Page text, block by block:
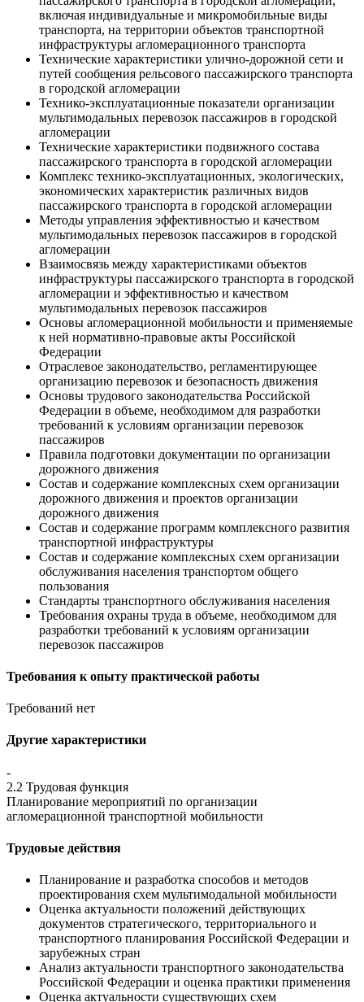
включая индивидуальные и микромобильные виды
транспорта, на территории объектов транспортной
инфраструктуры агломерационного транспорта
Технические характеристики улично-дорожной сети и
путей сообщения рельсового пассажирского транспорта
в городской агломерации
Технико-эксплуатационные показатели организации
мультимодальных перевозок пассажиров в городской
агломерации
Технические характеристики подвижного состава
пассажирского транспорта в городской агломерации
Комплекс технико-эксплуатационных, экологических,
экономических характеристик различных видов
пассажирского транспорта в городской агломерации
Методы управления эффективностью и качеством
мультимодальных перевозок пассажиров в городской
агломерации
Взаимосвязь между характеристиками объектов
инфраструктуры пассажирского транспорта в городской
агломерации и эффективностью и качеством
мультимодальных перевозок пассажиров
Основы агломерационной мобильности и применяемые
к ней нормативно-правовые акты Российской
Федерации
Отраслевое законодательство, регламентирующее
организацию перевозок и безопасность движения
Основы трудового законодательства Российской
Федерации в объеме, необходимом для разработки
требований к условиям организации перевозок
пассажиров
Правила подготовки документации по организации
дорожного движения
Состав и содержание комплексных схем организации
дорожного движения и проектов организации
дорожного движения
Состав и содержание программ комплексного развития
транспортной инфраструктуры
Состав и содержание комплексных схем организации
обслуживания населения транспортом общего
пользования
Стандарты транспортного обслуживания населения
Требования охраны труда в объеме, необходимом для
разработки требований к условиям организации
перевозок пассажиров
Требования к опыту практической работы
Требований нет
Другие характеристики
-
2.2 Трудовая функция
Планирование мероприятий по организации
агломерационной транспортной мобильности
Трудовые действия
Планирование и разработка способов и методов
проектирования схем мультимодальной мобильности
Оценка актуальности положений действующих
документов стратегического, территориального и
транспортного планирования Российской Федерации и
зарубежных стран
Анализ актуальности транспортного законодательства
Российской Федерации и оценка практики применения
Оценка актуальности существующих схем